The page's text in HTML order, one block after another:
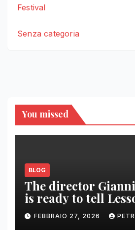
Festival
Senza categoria
You missed
BLOG
The director
is ready to tell
FEBBRAIO 27, 2026